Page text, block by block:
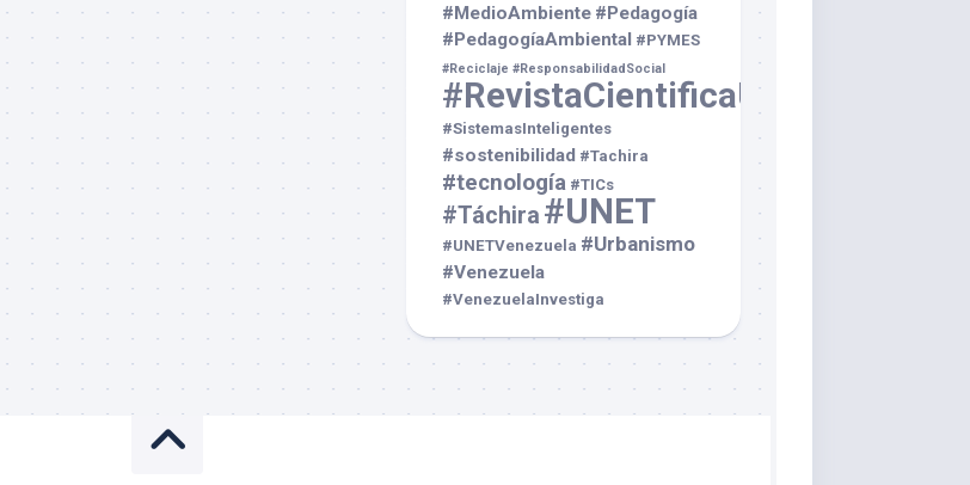
#MedioAmbiente #Pedagogía
#PedagogíaAmbiental #PYMES
#Reciclaje #ResponsabilidadSocial
#RevistaCientificaUNET
#SistemasInteligentes
#sostenibilidad #Tachira
#tecnología #TICs
#Táchira #UNET
#UNETVenezuela #Urbanismo
#Venezuela
#VenezuelaInvestiga